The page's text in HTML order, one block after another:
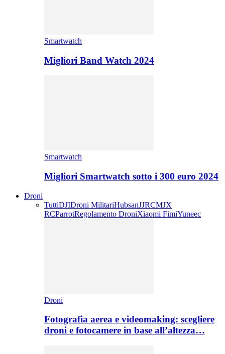
Smartwatch
Migliori Band Watch 2024
Smartwatch
Migliori Smartwatch sotto i 300 euro 2024
Droni
TuttiDJIDroni MilitariHubsanJJRCMJX
RCParrotRegolamento DroniXiaomi FimiYuneec
Droni
Fotografia aerea e videomaking: scegliere
droni e fotocamere in base all’altezza…